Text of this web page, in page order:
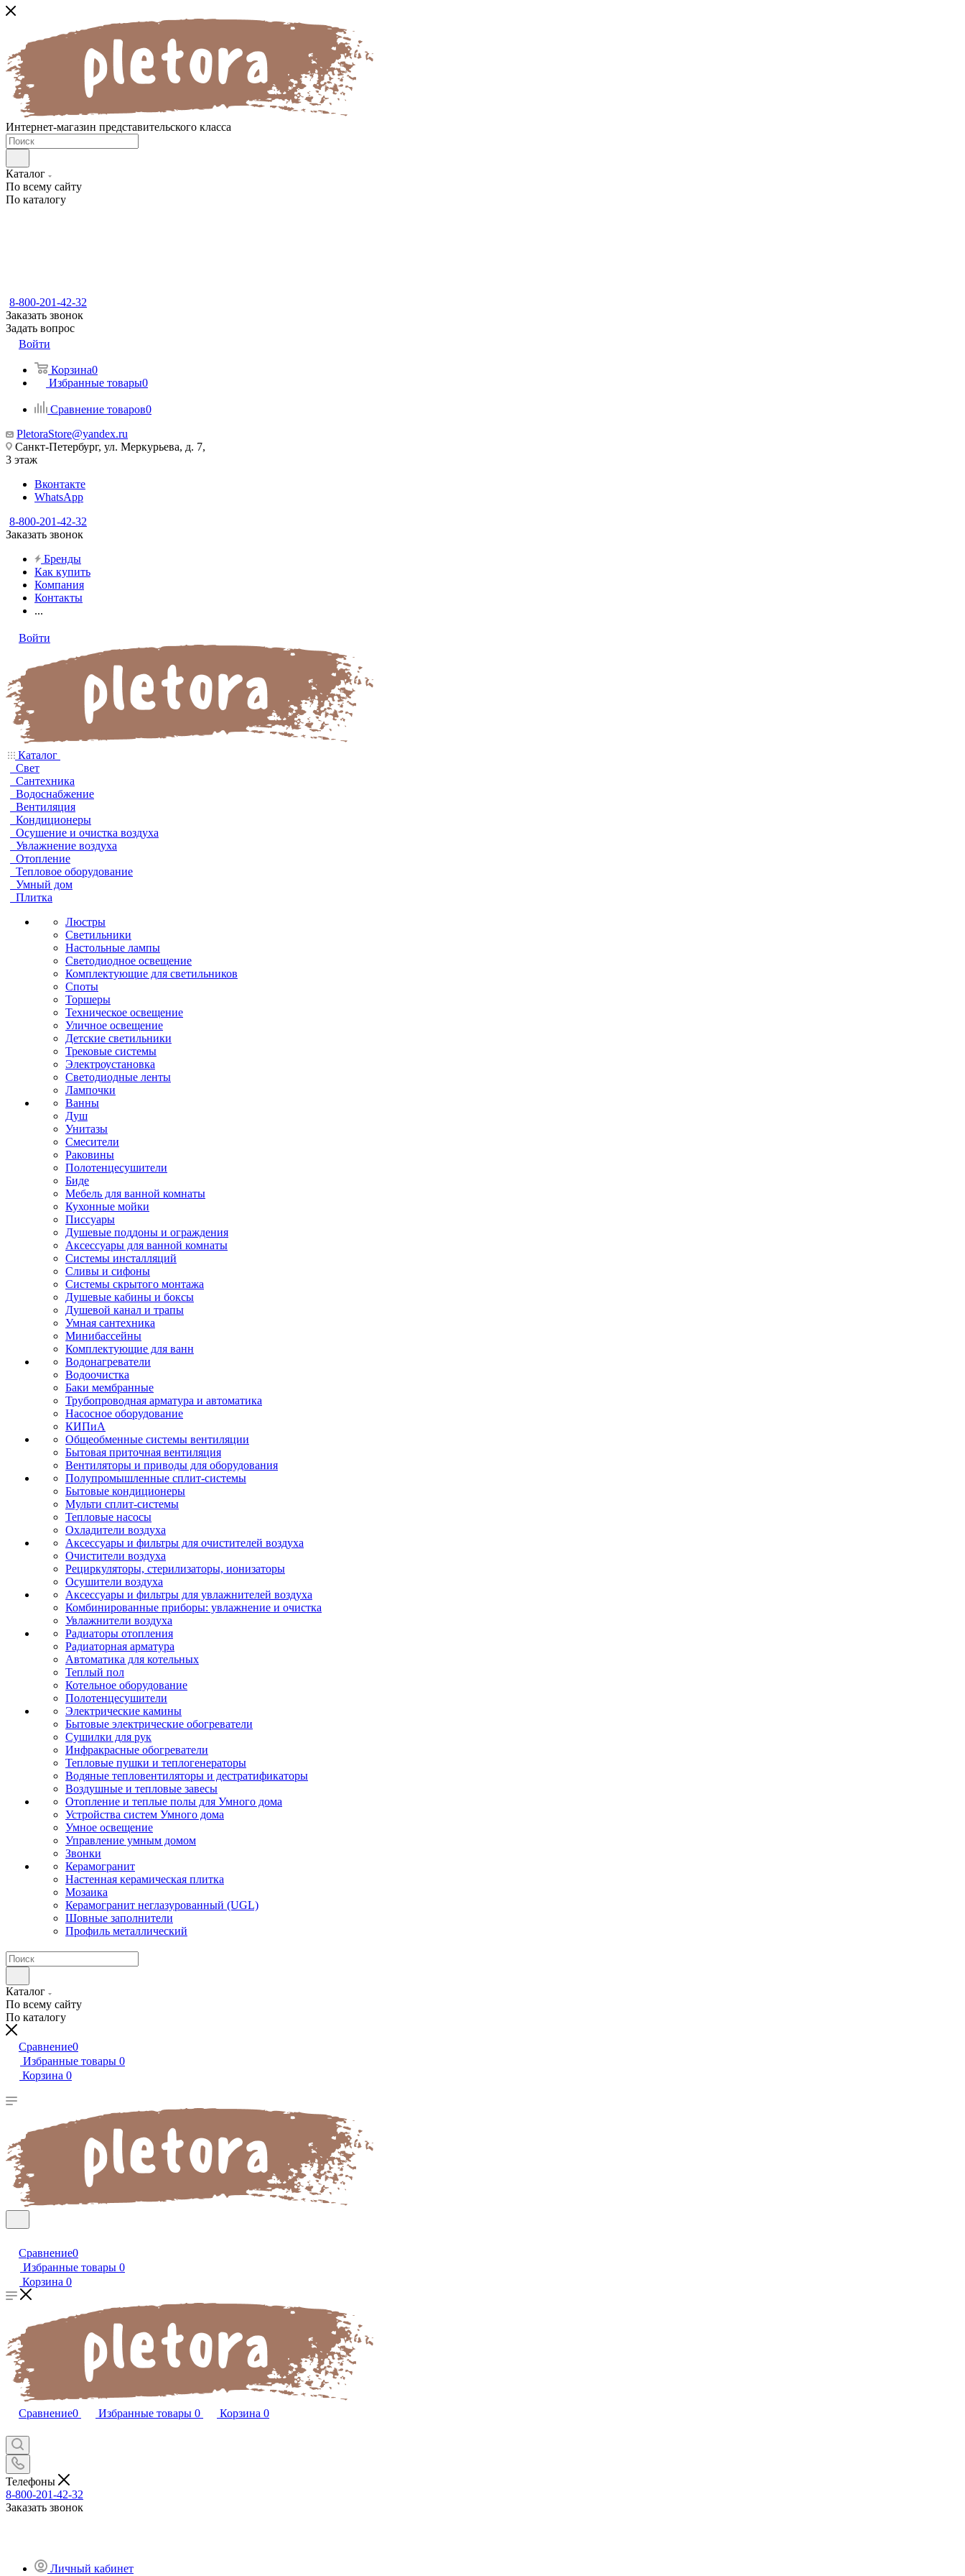
Интернет-магазин представительского класса
Каталог
По всему сайту
По каталогу
8-800-201-42-32
Заказать звонок
Задать вопрос
Войти
Корзина0
Избранные товары0
Сравнение товаров0
PletoraStore@yandex.ru
Санкт-Петербург, ул. Меркурьева, д. 7,
3 этаж
Вконтакте
WhatsApp
8-800-201-42-32
Заказать звонок
Бренды
Как купить
Компания
Контакты
...
Войти
Каталог
Свет
Сантехника
Водоснабжение
Вентиляция
Кондиционеры
Осушение и очистка воздуха
Увлажнение воздуха
Отопление
Тепловое оборудование
Умный дом
Плитка
Люстры
Светильники
Настольные лампы
Светодиодное освещение
Комплектующие для светильников
Споты
Торшеры
Техническое освещение
Уличное освещение
Детские светильники
Трековые системы
Электроустановка
Светодиодные ленты
Лампочки
Ванны
Душ
Унитазы
Смесители
Раковины
Полотенцесушители
Биде
Мебель для ванной комнаты
Кухонные мойки
Писсуары
Душевые поддоны и ограждения
Аксессуары для ванной комнаты
Системы инсталляций
Сливы и сифоны
Системы скрытого монтажа
Душевые кабины и боксы
Душевой канал и трапы
Умная сантехника
Минибассейны
Комплектующие для ванн
Водонагреватели
Водоочистка
Баки мембранные
Трубопроводная арматура и автоматика
Насосное оборудование
КИПиА
Общеобменные системы вентиляции
Бытовая приточная вентиляция
Вентиляторы и приводы для оборудования
Полупромышленные сплит-системы
Бытовые кондиционеры
Мульти сплит-системы
Тепловые насосы
Охладители воздуха
Аксессуары и фильтры для очистителей воздуха
Очистители воздуха
Рециркуляторы, стерилизаторы, ионизаторы
Осушители воздуха
Аксессуары и фильтры для увлажнителей воздуха
Комбинированные приборы: увлажнение и очистка
Увлажнители воздуха
Радиаторы отопления
Радиаторная арматура
Автоматика для котельных
Теплый пол
Котельное оборудование
Полотенцесушители
Электрические камины
Бытовые электрические обогреватели
Сушилки для рук
Инфракрасные обогреватели
Тепловые пушки и теплогенераторы
Водяные тепловентиляторы и дестратификаторы
Воздушные и тепловые завесы
Отопление и теплые полы для Умного дома
Устройства систем Умного дома
Умное освещение
Управление умным домом
Звонки
Керамогранит
Настенная керамическая плитка
Мозаика
Керамогранит неглазурованный (UGL)
Шовные заполнители
Профиль металлический
Каталог
По всему сайту
По каталогу
Сравнение0
Избранные товары 0
Корзина 0
Сравнение0
Избранные товары 0
Корзина 0
Сравнение0 Избранные товары 0 Корзина 0
Телефоны
8-800-201-42-32
Заказать звонок
Личный кабинет